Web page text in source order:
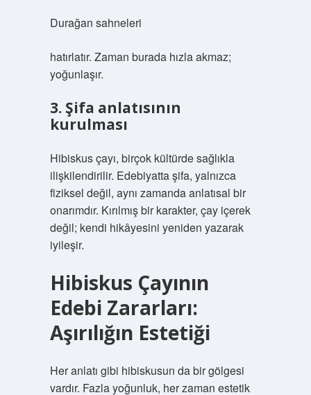
Durağan sahneleri
hatırlatır. Zaman burada hızla akmaz;
yoğunlaşır.
3. Şifa anlatısının
kurulması
Hibiskus çayı, birçok kültürde sağlıkla
ilişkilendirilir. Edebiyatta şifa, yalnızca
fiziksel değil, aynı zamanda anlatısal bir
onarımdır. Kırılmış bir karakter, çay içerek
değil; kendi hikâyesini yeniden yazarak
iyileşir.
Hibiskus Çayının
Edebi Zararları:
Aşırılığın Estetiği
Her anlatı gibi hibiskusun da bir gölgesi
vardır. Fazla yoğunluk, her zaman estetik